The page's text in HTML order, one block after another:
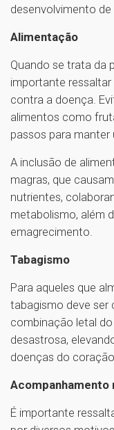
desenvolvimento
Alimentação
Quando se trata da
importante
contra a doença.
alimentos como
passos para manter
A inclusão de
magras, que
nutrientes,
metabolismo, além
emagrecimento.
Tabagismo
Para aqueles que
tabagismo deve ser
combinação letal
desastrosa,
doenças do
Acompanhamento
É importante